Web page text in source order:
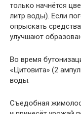
только начнётся
литр воды). Если
опрыскать
улучшают
Во время
«Цитовита» (2
воды.
Съедобная